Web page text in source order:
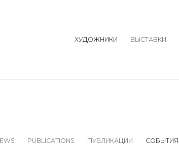
ХУДОЖНИКИ ВЫСТАВКИ
PUBLICATIONS ПУБЛИКАЦИИ СОБЫТИЯ